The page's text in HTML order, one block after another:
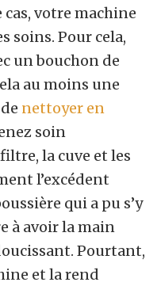
cas, votre machine
soins. Pour cela,
un bouchon de
au moins une
nettoyer en
soin
la cuve et les
l’excédent
qui a pu s’y
à avoir la main
Pourtant,
et la rend